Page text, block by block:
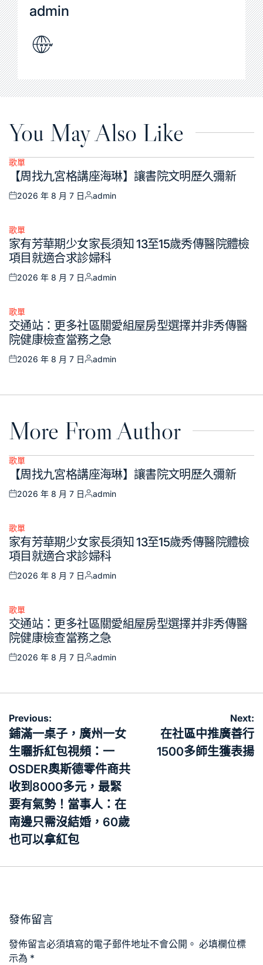
admin
You May Also Like
Posted
歌單
【周找九宮格講座海琳】讓書院文明歷久彌新
Posted
2026 年 8 月 7 日
Posted
admin
Posted
in
歌單
家有芳華期少女家長須知 13至15歲秀傳醫院體檢
項目就適合求診婦科
Posted
2026 年 8 月 7 日
Posted
admin
Posted
in
歌單
交通站：更多社區關愛組屋房型選擇并非秀傳醫
院健康檢查當務之急
Posted
2026 年 8 月 7 日
Posted
admin
More From Author
Posted
歌單
【周找九宮格講座海琳】讓書院文明歷久彌新
Posted
2026 年 8 月 7 日
Posted
admin
Posted
in
歌單
家有芳華期少女家長須知 13至15歲秀傳醫院體檢
項目就適合求診婦科
Posted
2026 年 8 月 7 日
Posted
admin
Posted
in
歌單
交通站：更多社區關愛組屋房型選擇并非秀傳醫
院健康檢查當務之急
Posted
2026 年 8 月 7 日
Posted
admin
文
章
導
覽
Previous:
鋪滿一桌子，廣州一女
生曬拆紅包視頻：一
OSDER奧斯德零件商共
收到8000多元，最緊
要有氣勢！當事人：在
南邊只需沒結婚，60歲
也可以拿紅包
Next:
在社區中推廣善行
1500多師生獲表揚
發佈留言
發佈留言必須填寫的電子郵件地址不會公開。 必填欄位標
示為 *